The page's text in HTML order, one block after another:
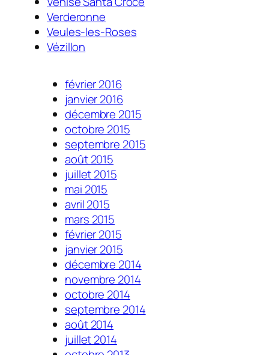
Verderonne
Veules-les-Roses
Vézillon
février 2016
janvier 2016
décembre 2015
octobre 2015
septembre 2015
août 2015
juillet 2015
mai 2015
avril 2015
mars 2015
février 2015
janvier 2015
décembre 2014
novembre 2014
octobre 2014
septembre 2014
août 2014
juillet 2014